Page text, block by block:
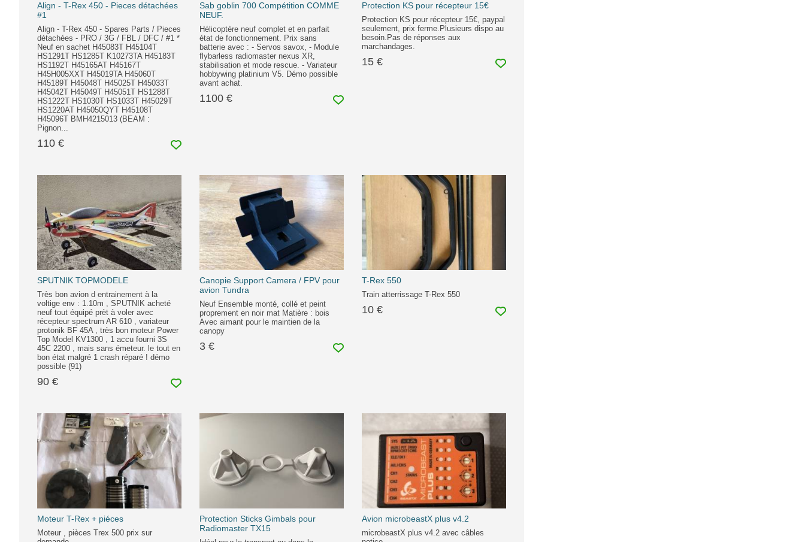
Align - T-Rex 450 - Pieces détachées
#1
Align - T-Rex 450 - Spares Parts / Pieces
détachées - PRO / 3G / FBL / DFC / #1 *
Neuf en sachet H45083T H45104T
HS1291T HS1285T K10273TA H45183T
HS1192T H45165AT H45167T
H45H005XXT H45019TA H45060T
H45189T H45048T H45025T H45033T
H45042T H45049T H45051T HS1288T
HS1222T HS1030T HS1033T H45029T
HS1220AT H45050QYT H45108T
H45096T BMH4215013 (BEAM :
Pignon...
110 €
Sab goblin 700 Compétition COMME
NEUF.
Hélicoptère neuf complet et en parfait
état de fonctionnement. Prix sans
batterie avec : - Servos savox, - Module
flybarless radiomaster nexus XR,
stabilisation et mode rescue. - Variateur
hobbywing platinium V5. Démo possible
avant achat.
1100 €
Protection KS pour récepteur 15€
Protection KS pour récepteur 15€, paypal
seulement, prix ferme.Plusieurs dispo au
besoin.Pas de réponses aux
marchandages.
15 €
SPUTNIK TOPMODELE
Très bon avion d entrainement à la
voltige env : 1.10m , SPUTNIK acheté
neuf tout équipé prèt à voler avec
récepteur spectrum AR 610 , variateur
protonik BF 45A , très bon moteur Power
Top Model KV1300 , 1 accu fourni 3S
45C 2200 , mais sans émeteur. le tout en
bon état malgré 1 crash réparé ! démo
possible (91)
90 €
Canopie Support Camera / FPV pour
avion Tundra
Neuf Ensemble monté, collé et peint
proprement en noir mat Matière : bois
Avec aimant pour le maintien de la
canopy
3 €
T-Rex 550
Train atterrissage T-Rex 550
10 €
Moteur T-Rex + piéces
Moteur , pièces Trex 500 prix sur
Protection Sticks Gimbals pour
Radiomaster TX15
Avion microbeastX plus v4.2
microbeastX plus v4.2 avec câbles